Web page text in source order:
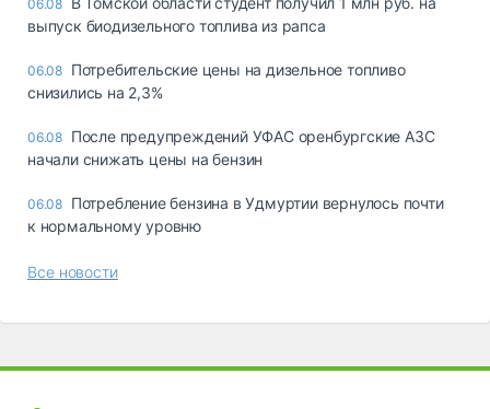
06.08
выпуск биодизельного топлива из рапса
06.08 Потребительские цены на дизельное топливо
снизились на 2,3%
06.08 После предупреждений УФАС оренбургские АЗС
начали снижать цены на бензин
06.08 Потребление бензина в Удмуртии вернулось почти
к нормальному уровню
Все новости